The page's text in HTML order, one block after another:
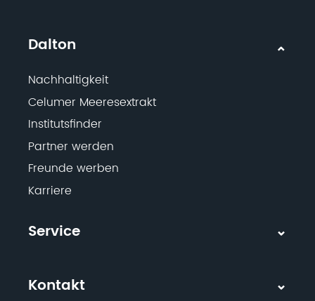
Dalton
Nachhaltigkeit
Celumer Meeresextrakt
Institutsfinder
Partner werden
Freunde werben
Karriere
Service
Kontakt